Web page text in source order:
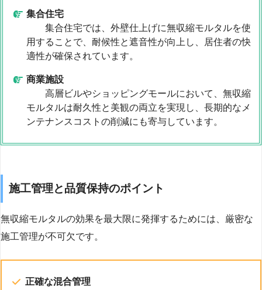
集合住宅
集合住宅では、外壁仕上げに無収縮モルタルを使
用することで、耐候性と遮音性が向上し、居住者の快
適性が確保されています。
商業施設
高層ビルやショッピングモールにおいて、無収縮
モルタルは耐久性と美観の両立を実現し、長期的なメ
ンテナンスコストの削減にも寄与しています。
施工管理と品質保持のポイント
無収縮モルタルの効果を最大限に発揮するためには、厳密な
施工管理が不可欠です。
正確な混合管理